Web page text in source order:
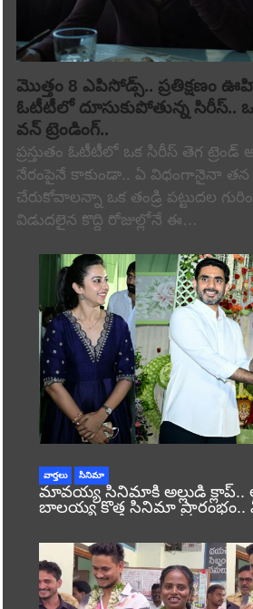
మొత్తం 8 ఎపిసోడ్స్.. ప్రతిక్షణం
ఓటీటీలో దూసుకుపోతున్న సిరీస్..
వన్ ట్రెండింగ్..
ప్రస్తుతం ఓటీటీలో ఒక సిరీస్ తెగ ట్రెండ్
నేరంపైనే కాకుండా.. ఏ విధంగానైనా తన
చేరుకోవాలన్నా ఒక తండ్రి పట్టుదల
విడుదలైన కొద్ది రోజుల్లోనే ఈ…
వార్తలు సినిమా
మావయ్య సినిమాకి అల్లుడి
బాలయ్య కొత్త సినిమా